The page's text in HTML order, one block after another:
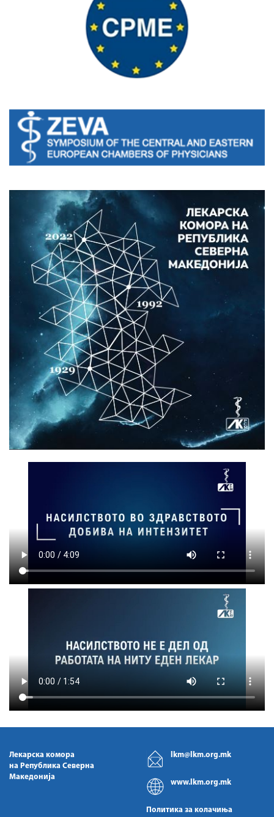
Лекарска комора
на Република Северна
Македонија
lkm@lkm.org.mk
www.lkm.org.mk
Политика за колачиња